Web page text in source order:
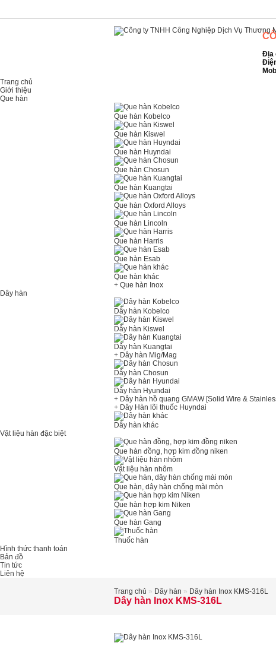
Địa
Trang chủ
Giới thiệu
Que hàn
Que hàn Kobelco
Que hàn Kiswel
Que hàn Huyndai
Que hàn Chosun
Que hàn Kuangtai
Que hàn Oxford Alloys
Que hàn Lincoln
Que hàn Harris
Que hàn Esab
Que hàn khác
+ Que hàn Inox
Dây hàn
Dây hàn Kobelco
Dây hàn Kiswel
Dây hàn Kuangtai
+ Dây hàn Mig/Mag
Dây hàn Chosun
Dây hàn Hyundai
+ Dây hàn hồ quang GMAW [Solid Wire &
+ Dây Hàn lõi thuốc Huyndai
Dây hàn khác
Vật liệu hàn đặc biệt
Que hàn đồng, hợp kim đồng niken
Vật liệu hàn nhôm
Que hàn, dây hàn chống mài mòn
Que hàn hợp kim Niken
Que hàn Gang
Thuốc hàn
Hình thức thanh toán
Bản đồ
Tin tức
Liên hệ
Trang chủ » Dây hàn » Dây hàn Inox KMS-316L
Dây hàn Inox KMS-316L